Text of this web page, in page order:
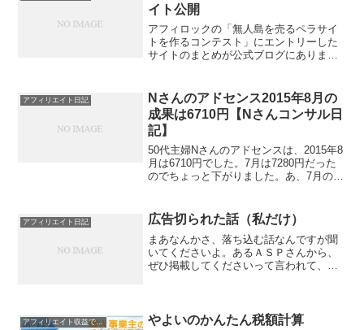
イト公開
アフィロックの「無人島を売るペラサイ
トを作るコンテスト」にエントリーした
サイトのまとめが公式ブログにありまし
んので、お早目にどうぞ。アフィロォォ
ォォックが終わっちゃった...
アフィリエイト日記
Nさんのアドセンス2015年8月の
成果は6710円【Nさんコンサル日
記】
50代主婦Nさんのアドセンスは、2015年8
月は6710円でした。7月は7280円だった
のでちょっと下がりました。あ、7月の分
下がりました。理由はおそらく、更新頻
度が落...
アフィリエイト日記 広告切られた話（私だけ）
まあなんかさ、落ち込む話なんですが聞
いてくださいよ。あるＡＳＰさんから、
ぜひ掲載してくださいって言われて、ジ
めにあちこち足を運んで、写...
アフィリエイト収益で扶養外に！？ やよいのかんたん税額計算